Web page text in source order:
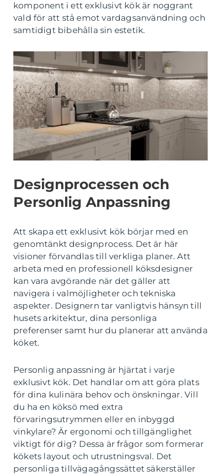
komponent i ett exklusivt kök är noggrant
vald för att stå emot vardagsanvändning och
samtidigt bibehålla sin estetik.
Designprocessen och
Personlig Anpassning
Att skapa ett exklusivt kök börjar med en
genomtänkt designprocess. Det är här
visioner förvandlas till verkliga planer. Att
arbeta med en professionell köksdesigner
kan vara avgörande när det gäller att
navigera i valmöjligheter och tekniska
aspekter. Designern tar vanligtvis hänsyn till
husets arkitektur, dina personliga
preferenser samt hur du planerar att använda
köket.
Personlig anpassning är hjärtat i varje
exklusivt kök. Det handlar om att göra plats
för dina kulinära behov och önskningar. Vill
du ha en köksö med extra
förvaringsutrymmen eller en inbyggd
vinkylare? Är ergonomi och tillgänglighet
viktigt för dig? Dessa är frågor som formerar
kökets layout och utrustningsval. Det
personliga tillvägagångssättet säkerställer